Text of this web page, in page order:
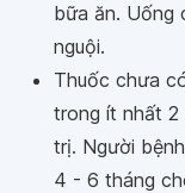
bữa ăn. Uống
nguội.
Thuốc chưa
trong ít nhất 2
trị. Người
4 - 6 tháng